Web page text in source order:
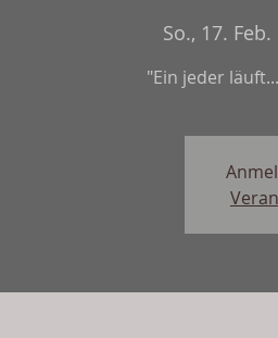
So., 17. Feb.
"Ein jeder